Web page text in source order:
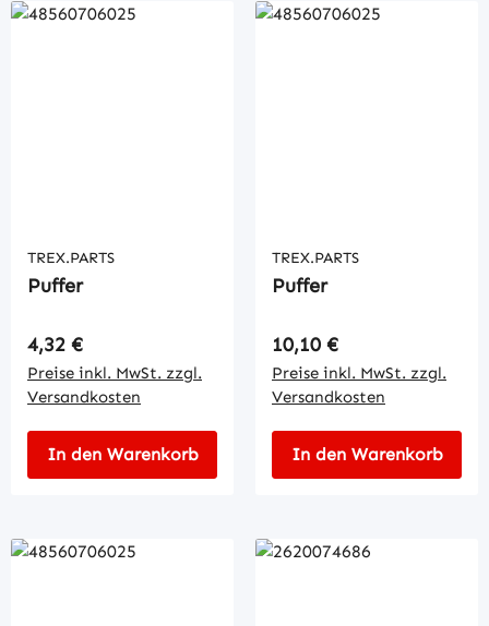
TREX.PARTS
Puffer
Regulärer Preis:
4,32 €
Preise inkl. MwSt. zzgl.
Versandkosten
In den Warenkorb
TREX.PARTS
Puffer
Regulärer Preis:
10,10 €
Preise inkl. MwSt. zzgl.
Versandkosten
In den Warenkorb